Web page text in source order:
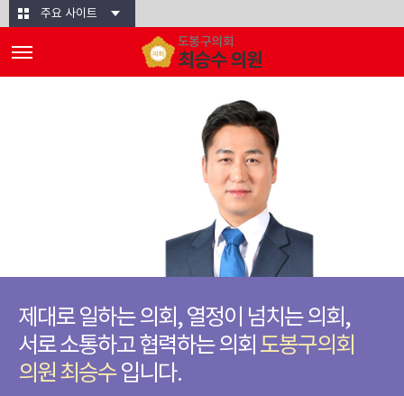
본문바로가기주요 사이트
도봉구의회
최승수 의원
제대로 일하는 의회, 열정이 넘치는 의회,
서로 소통하고 협력하는 의회 도봉구의회
의원 최승수입니다.